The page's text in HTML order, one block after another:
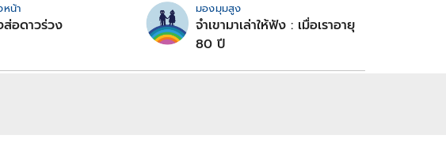
หน้า
ส่อดาวร่วง
มองมุมสูง
จำเขามาเล่าให้ฟัง : เมื่อเราอายุ
80 ปี